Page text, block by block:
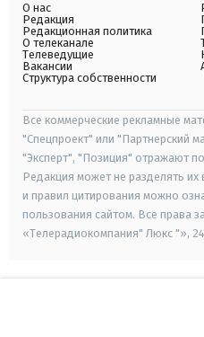
О нас
Редакция
Редакционная политика
О телеканале
Телеведущие
Вакансии
Структура собственности
Все коммерческие рекламные
"Спецпроект" или "Партнерский
"Эксперт", "Позиция" отражают
Редакция может не разделять
и правил цитирования можно
пользования сайтом. Все
«Телерадиокомпания" Люкс "»,